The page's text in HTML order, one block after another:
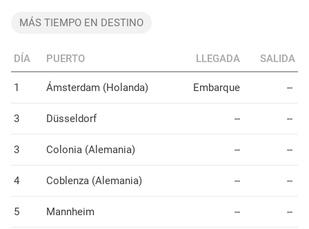
MÁS TIEMPO EN DESTINO
DÍA PUERTO LLEGADA SALIDA
1 Ámsterdam (Holanda) Embarque --
3 Düsseldorf -- --
3 Colonia (Alemania) -- --
4 Coblenza (Alemania) -- --
5 Mannheim -- --